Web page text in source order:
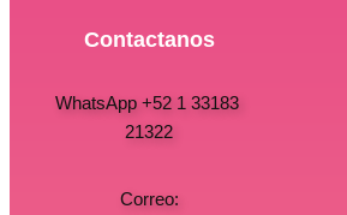
Contactanos
WhatsApp +52 1 33183
21322
Correo: